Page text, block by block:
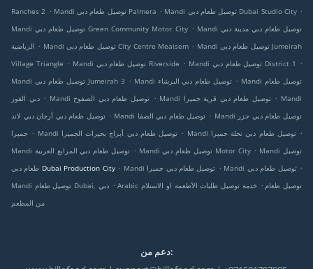
Ranches 2 . Mandi توصيل طعام دبي Palmera . Mandi توصيل طعام دبي Dubai Studio City .
Mandi توصيل طعام دبي Green Community Motor City . Mandi توصيل طعام دبي مدينة دبي
الرياضية . Mandi توصيل طعام دبي City Centre Meaisem . Mandi توصيل طعام دبي Jumeirah
Village Triangle . Mandi توصيل طعام دبي Riverside . Mandi توصيل طعام دبي District 1
.
Mandi توصيل طعام دبي Jumeirah 3 . Mandi توصيل طعام دبي البرشاء . Mandi توصيل طعام
دبي القوز . Mandi توصيل طعام دبي الصفوح . Mandi توصيل طعام دبي قرية جميرا . Mandi
توصيل طعام دبي أرجان دبي لاند . Mandi توصيل طعام دبي الصفا . Mandi توصيل طعام دبي جزر
جميرا . Mandi توصيل طعام دبي أبراج بحيرات الجميرا . Mandi توصيل طعام دبي نخلة جميرا .
Mandi توصيل طعام دبي المرابع العربية . Mandi توصيل طعام دبي Motor City . Mandi توصيل
طعام دبي Dubai Production City . Mandi توصيل طعام دبي جميرا . Mandi توصيل طعام دبي .
Mandi توصيل طعام Dubai, دبي . Arabic توصيل طعام. خدمة توصيل طلبات الأطعمة او الاستلام
من المطعم
دعم من: